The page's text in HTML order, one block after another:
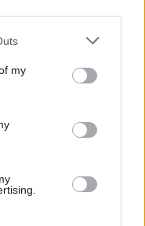
my
autó